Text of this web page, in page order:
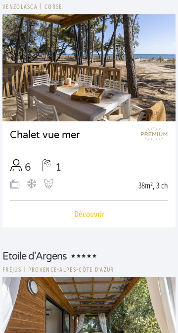
VENZOLASCA CORSE
Chalet vue mer
6 1
38m², 3 ch
Découvrir
Etoile d'Argens
FRÉJUS PROVENCE-ALPES-CÔTE D'AZUR